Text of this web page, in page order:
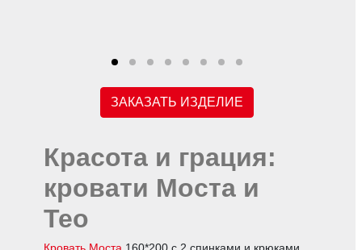
ЗАКАЗАТЬ ИЗДЕЛИЕ
Красота и грация:
кровати Моста и
Тео